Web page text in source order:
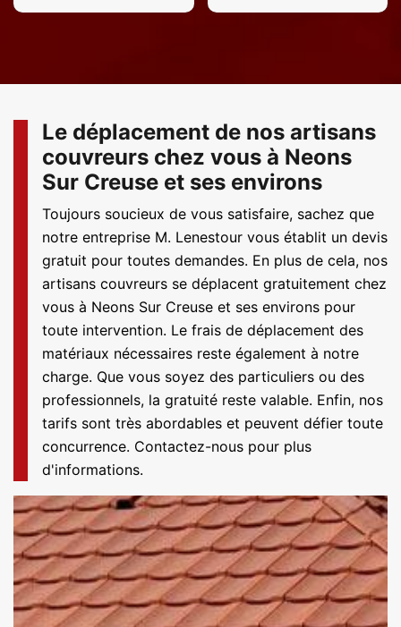
Le déplacement de nos artisans
couvreurs chez vous à Neons
Sur Creuse et ses environs
Toujours soucieux de vous satisfaire, sachez que
notre entreprise M. Lenestour vous établit un devis
gratuit pour toutes demandes. En plus de cela, nos
artisans couvreurs se déplacent gratuitement chez
vous à Neons Sur Creuse et ses environs pour
toute intervention. Le frais de déplacement des
matériaux nécessaires reste également à notre
charge. Que vous soyez des particuliers ou des
professionnels, la gratuité reste valable. Enfin, nos
tarifs sont très abordables et peuvent défier toute
concurrence. Contactez-nous pour plus
d'informations.